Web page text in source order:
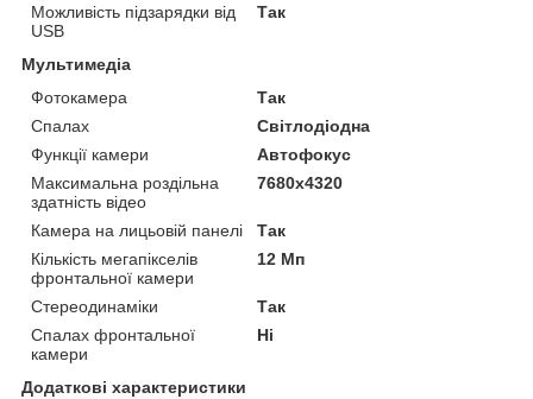
Можливість підзарядки від
USB
Так
Мультимедіа
Фотокамера
Так
Спалах
Світлодіодна
Функції камери
Автофокус
Максимальна роздільна
здатність відео
7680x4320
Камера на лицьовій панелі
Так
Кількість мегапікселів
фронтальної камери
12 Мп
Стереодинаміки
Так
Спалах фронтальної
камери
Ні
Додаткові характеристики